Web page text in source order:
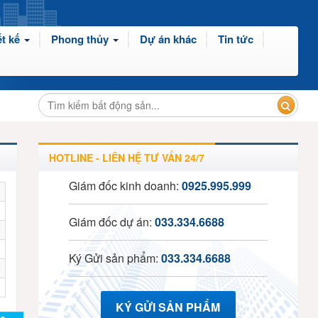
kế Phong thủy Dự án khác Tin tức
HOTLINE - LIÊN HỆ TƯ VẤN 24/7
Giám đốc kinh doanh: 0925.995.999
Giám đốc dự án: 033.334.6688
Ký Gửi sản phẩm: 033.334.6688
KÝ GỬI SẢN PHẨM